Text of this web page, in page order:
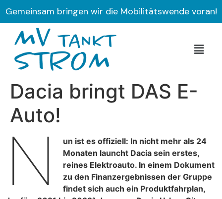
Gemeinsam bringen wir die Mobilitätswende voran!
Dacia bringt DAS E-
Auto!
N
un ist es offiziell: In nicht mehr als 24
Monaten launcht Dacia sein erstes,
reines Elektroauto. In einem Dokument
zu den Finanzergebnissen der Gruppe
findet sich auch ein Produktfahrplan,